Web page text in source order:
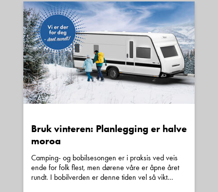
Bruk vinteren: Planlegging er halve
moroa
Camping- og bobilsesongen er i praksis ved veis
ende for folk flest, men dørene våre er åpne året
rundt. I bobilverden er denne tiden vel så vikt...